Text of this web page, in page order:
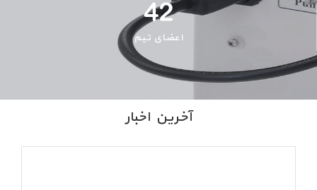
42
اعضای تیم
آخرین اخبار